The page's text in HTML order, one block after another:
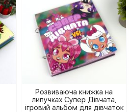
Розвиваюча книжка на
липучках Супер Дівчата,
ігровий альбом для дівчаток